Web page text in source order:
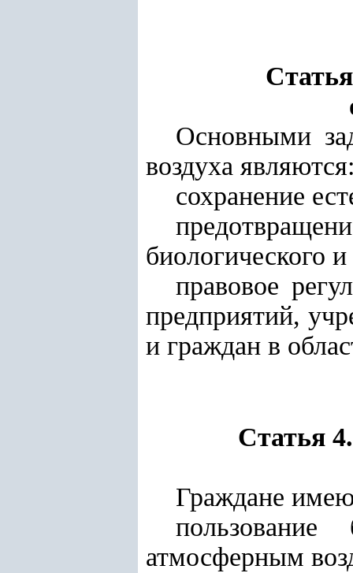
Основными
воздуха
сохранение
биологического
правовое
предприятий,
и граждан в
Статья
Граждане
атмосферным